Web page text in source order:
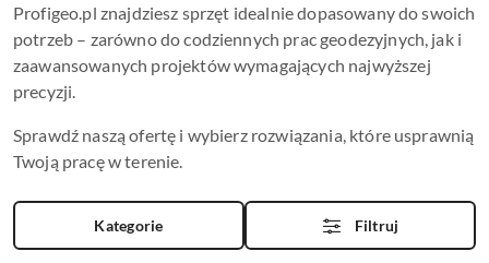
Profigeo.pl znajdziesz sprzęt idealnie dopasowany do swoich
potrzeb – zarówno do codziennych prac geodezyjnych, jak i
zaawansowanych projektów wymagających najwyższej
precyzji.
Sprawdź naszą ofertę i wybierz rozwiązania, które usprawnią
Twoją pracę w terenie.
Kategorie Filtruj